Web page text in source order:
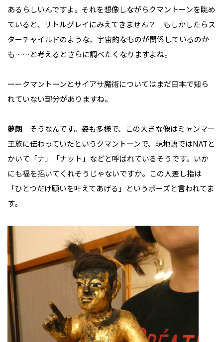
あるらしいんですよ。それを想像しながらクマントーンを眺め
ていると、リトルグレイにみえてきません？ もしかしたらス
ターチャイルドのような、宇宙的なものが関係しているのか
も……と考えるとさらに調べたくなりますよね。
ーークマントーンとサイアサ魔術についてはまだ日本で知ら
れていない部分がありますね。
夢朗 そうなんです。姿も多様で、この大きな像はミャンマー
王族に伝わっていたというクマントーンで、現地語ではNATと
かいて「ナ」「ナット」などと呼ばれているそうです。いか
にも福を招いてくれそうじゃないですか。この人差し指は
「ひとつだけ願いを叶えてあげる」というポーズと言われてま
す。